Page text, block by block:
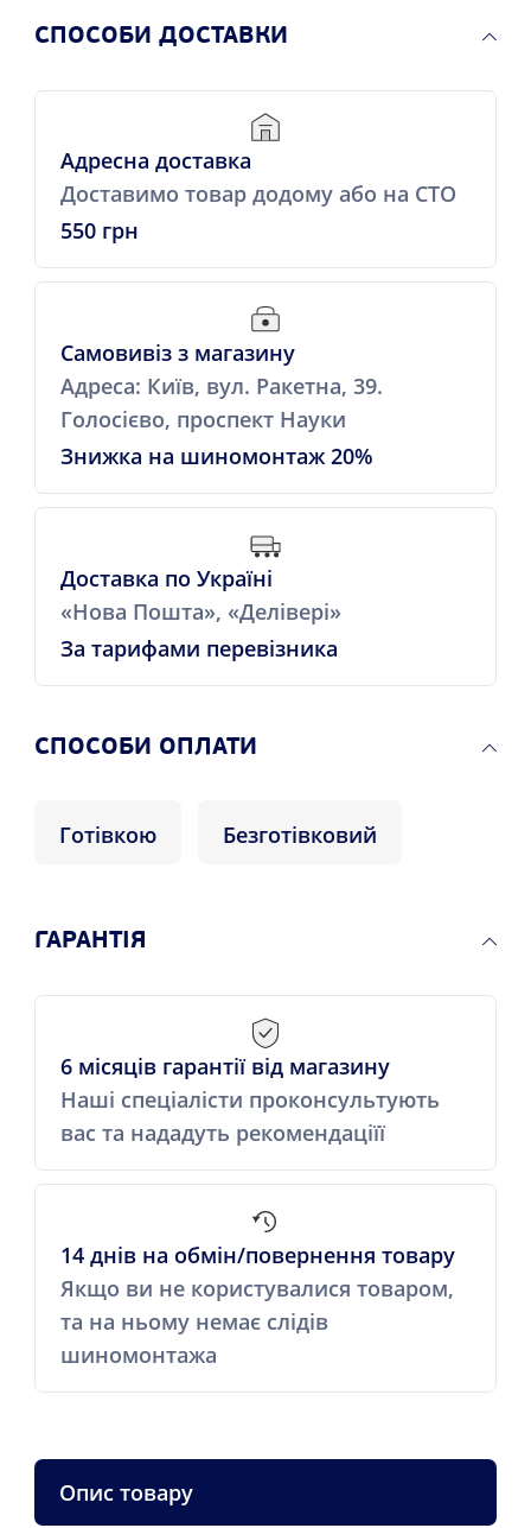
СПОСОБИ ДОСТАВКИ
Адресна доставка
Доставимо товар додому або на СТО
550 грн
Самовивіз з магазину
Адреса: Київ, вул. Ракетна, 39.
Голосієво, проспект Науки
Знижка на шиномонтаж 20%
Доставка по Україні
«Нова Пошта», «Делівері»
За тарифами перевізника
СПОСОБИ ОПЛАТИ
Готівкою Безготівковий
ГАРАНТІЯ
6 місяців гарантії від магазину
Наші спеціалісти проконсультують
вас та нададуть рекомендаціїї
14 днів на обмін/повернення товару
Якщо ви не користувалися товаром,
та на ньому немає слідів
шиномонтажа
Опис товару